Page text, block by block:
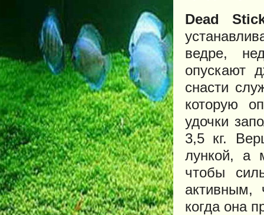
Dead
ведре,
опускают
снасти
которую
удочки
3,5 кг.
лункой, а
чтобы
активным,
когда она